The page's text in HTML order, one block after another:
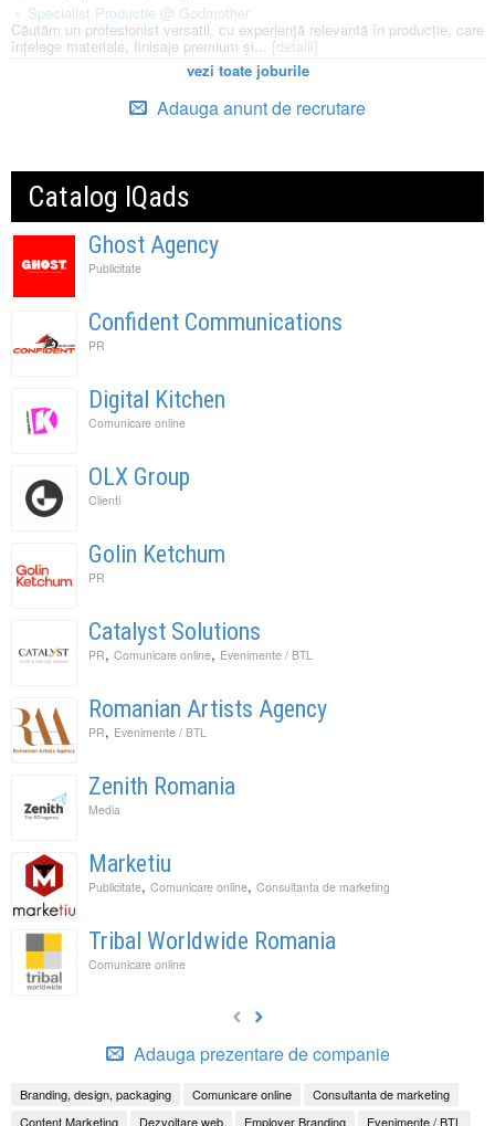
Specialist Productie @ Godmother
Căutăm un profesionist versatil, cu experiență relevantă în producție, care
înțelege materiale, finisaje premium și... [detalii]
vezi toate joburile
Adauga anunt de recrutare
Catalog IQads
Ghost Agency
Publicitate
Confident Communications
PR
Digital Kitchen
Comunicare online
OLX Group
Clienti
Golin Ketchum
PR
Catalyst Solutions
PR, Comunicare online, Evenimente / BTL
Romanian Artists Agency
PR, Evenimente / BTL
Zenith Romania
Media
Marketiu
Publicitate, Comunicare online, Consultanta de marketing
Tribal Worldwide Romania
Comunicare online
Adauga prezentare de companie
Branding, design, packaging Comunicare online
Consultanta de marketing
Content Marketing
Dezvoltare web Employer Branding Evenimente / BTL